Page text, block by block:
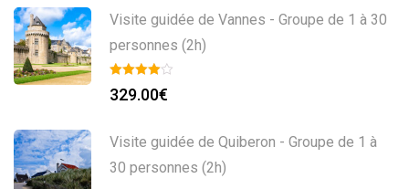
Visite guidée de Vannes - Groupe de 1 à 30
personnes (2h)
329.00€
Visite guidée de Quiberon - Groupe de 1 à
30 personnes (2h)